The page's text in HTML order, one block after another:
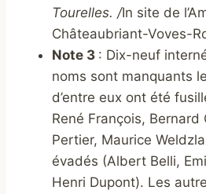
Tourelles. /In site de
Châteaubriant-Voves-
Note 3 : Dix-neuf
noms sont manquants
d’entre eux ont été
René François,
Pertier, Maurice
évadés (Albert Belli,
Henri Dupont). Les